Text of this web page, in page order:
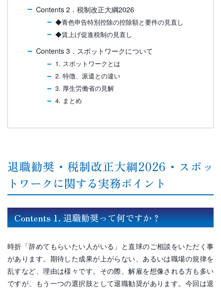
Contents 2．税制改正大綱2026
◆青色申告特別控除の控除額と要件の見直し
◆賃上げ促進税制の見直し
Contents 3．スポットワークについて
1. スポットワークとは
2. 特徴、派遣との違い
3. 厚生労働省の見解
4. まとめ
退職勧奨・税制改正大綱2026・スポッ
トワークに関する実務ポイント
Contents 1. 退職勧奨って何ですか？
時折「辞めてもらいたい人がいる」と直球のご相談をいただく事
があります。期待した成果が上がらない、あるいは職場の規律を
乱すなど、理由は様々です。その際、解雇を想像される方も多い
ですが、もう一つの選択肢として退職勧奨があります。今回は退